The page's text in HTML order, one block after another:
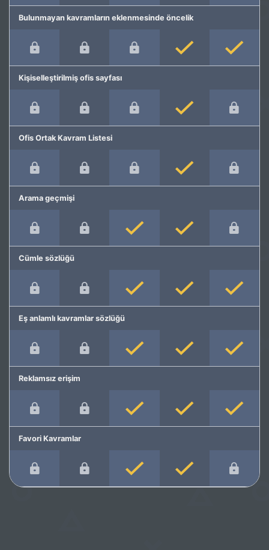
Bulunmayan kavramların eklenmesinde öncelik
Kişiselleştirilmiş ofis sayfası
Ofis Ortak Kavram Listesi
Arama geçmişi
Cümle sözlüğü
Eş anlamlı kavramlar sözlüğü
Reklamsız erişim
Favori Kavramlar